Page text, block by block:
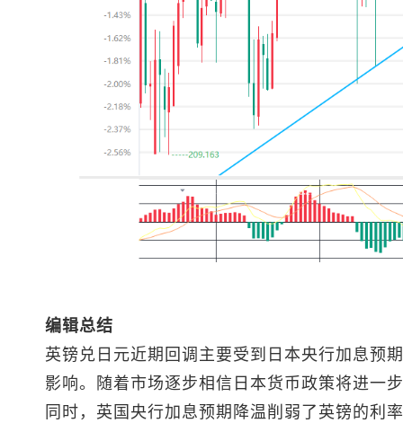
编辑总结
英镑兑日元近期回调主要受到日本央行加息预
影响。随着市场逐步相信日本货币政策将进一
同时，英国央行加息预期降温削弱了英镑的利